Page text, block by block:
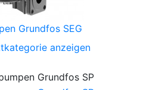
Grundfos SEG
anzeigen